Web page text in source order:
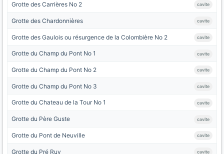
Grotte des Carrières No 2 cavite
Grotte des Chardonnières cavite
Grotte des Gaulois ou résurgence de la Colombière No 2 cavite
Grotte du Champ du Pont No 1 cavite
Grotte du Champ du Pont No 2 cavite
Grotte du Champ du Pont No 3 cavite
Grotte du Chateau de la Tour No 1 cavite
Grotte du Père Guste cavite
Grotte du Pont de Neuville cavite
Grotte du Pré Ruy cavite